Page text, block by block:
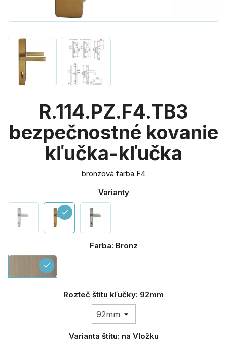
R.114.PZ.F4.TB3
bezpečnostné kovanie
kľučka-kľučka
bronzová farba F4
Varianty
check
Farba: Bronz
Bronz
check
Rozteč štítu kľučky: 92mm
Varianta štítu: na Vložku